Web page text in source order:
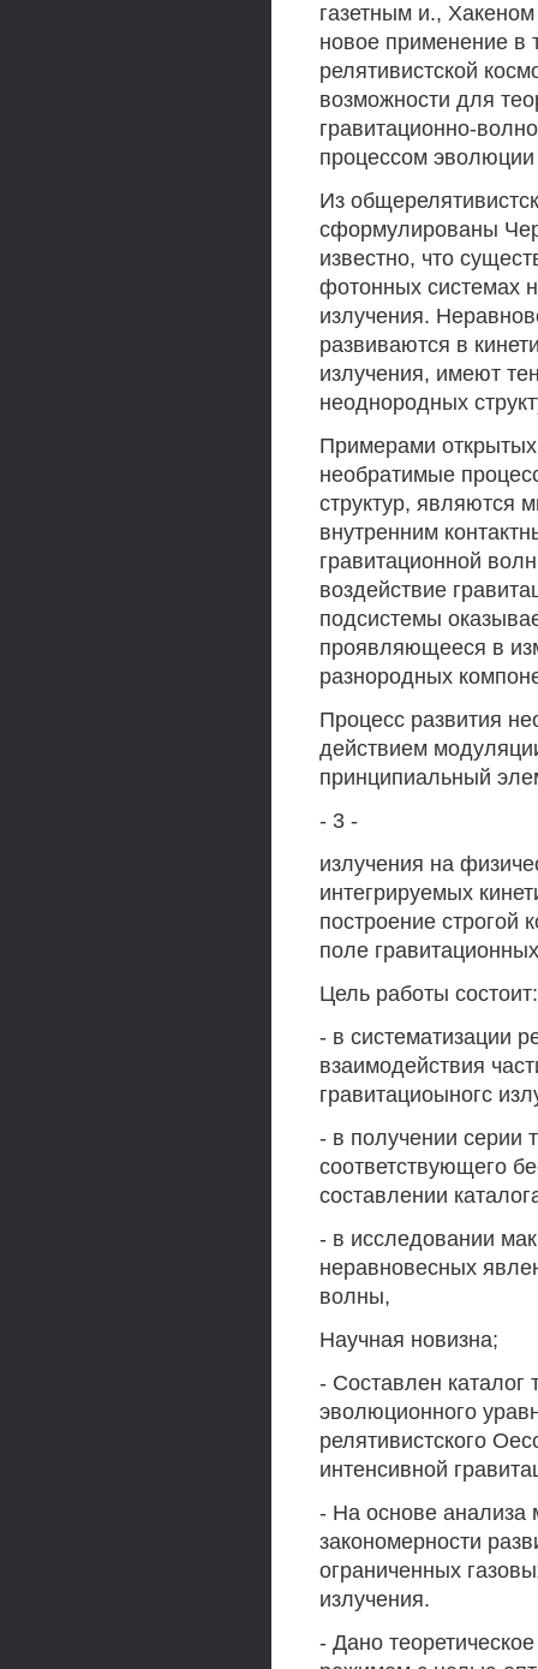
газетным и.,
новое применение в
релятивистской
возможности для
гравитационно-
процессом эволюции
Из
сформулированы
известно, что
фотонных системах
излучения.
развиваются в
излучения, имеют
неоднородных
Примерами
необратимые
структур, являются
внутренним
гравитационной
воздействие
подсистемы
проявляющееся в
разнородных
Процесс развития
действием
принципиальный
- 3 -
излучения на
интегрируемых
построение строгой
поле
Цель работы состоит:
- в систематизации
взаимодействия
гравитациоыногс
- в получении серии
соответствующего
составлении
- в исследовании
неравновесных
волны,
Научная новизна;
- Составлен
эволюционного
релятивистского
интенсивной
- На основе анализа
закономерности
ограниченных
излучения.
- Дано